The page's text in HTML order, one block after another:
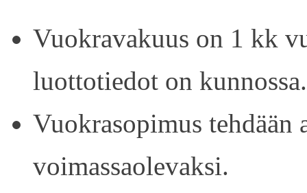
Vuokravakuus on 1 kk
luottotiedot on kunnossa.
Vuokrasopimus tehdään
voimassaolevaksi.